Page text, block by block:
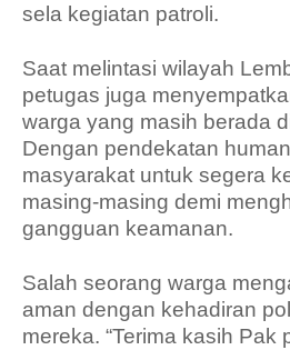
sela kegiatan patroli.
Saat melintasi wilayah
petugas juga
warga yang masih berada
Dengan pendekatan
masyarakat untuk segera
masing-masing demi
gangguan keamanan.
Salah seorang warga
aman dengan kehadiran
mereka. “Terima kasih Pak